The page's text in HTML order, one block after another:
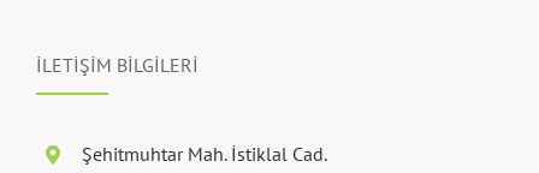
İLETİŞİM BİLGİLERİ
Şehitmuhtar Mah. İstiklal Cad.